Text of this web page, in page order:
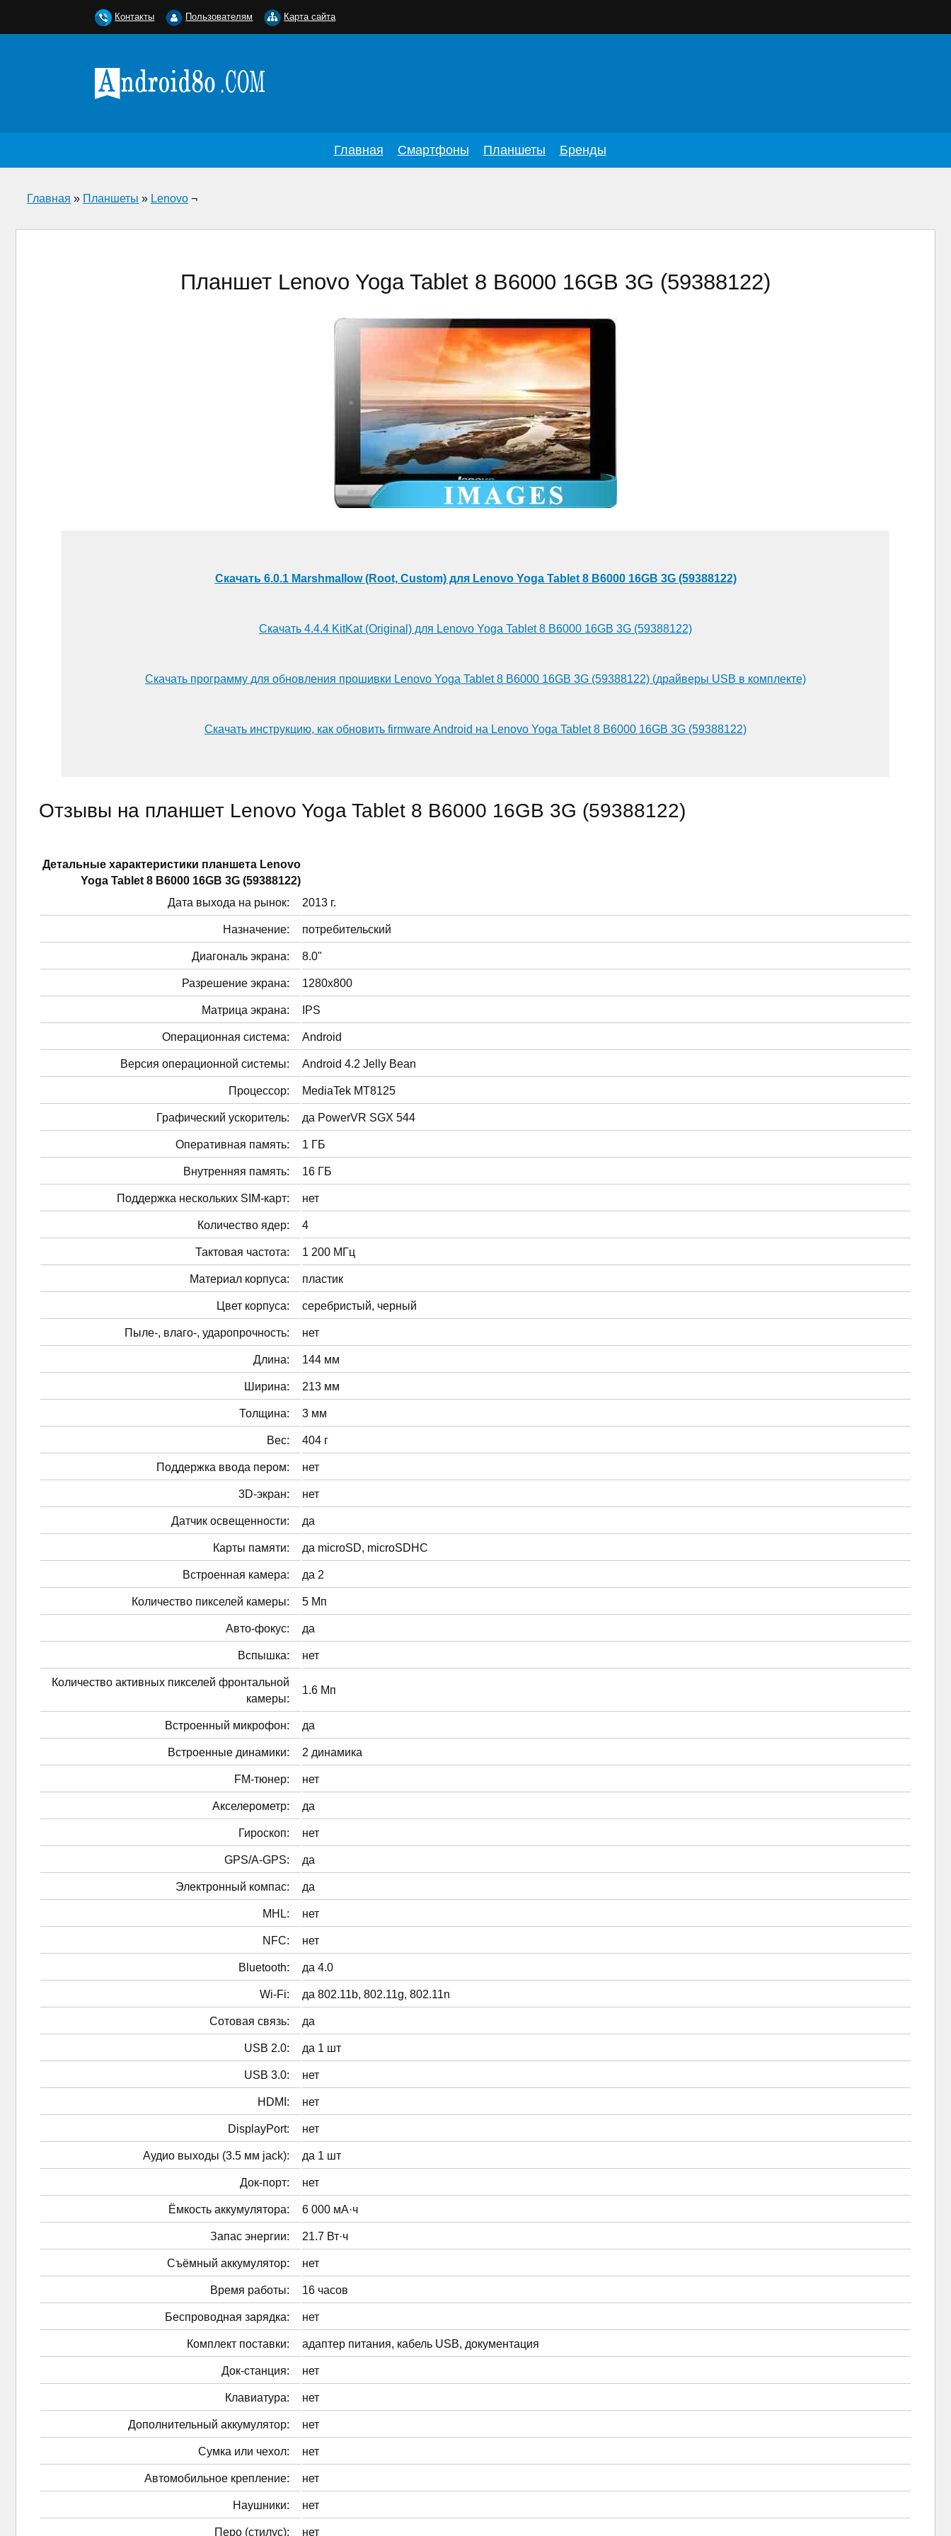
Главная Смартфоны Планшеты Бренды
Главная » Планшеты » Lenovo ¬
Планшет Lenovo Yoga Tablet 8 B6000 16GB 3G (59388122)
Скачать 6.0.1 Marshmallow (Root, Custom) для Lenovo Yoga Tablet 8 B6000 16GB 3G (59388122)
Скачать 4.4.4 KitKat (Original) для Lenovo Yoga Tablet 8 B6000 16GB 3G (59388122)
Скачать программу для обновления прошивки Lenovo Yoga Tablet 8 B6000 16GB 3G (59388122) (драйверы USB в комплекте)
Скачать инструкцию, как обновить firmware Android на Lenovo Yoga Tablet 8 B6000 16GB 3G (59388122)
Отзывы на планшет Lenovo Yoga Tablet 8 B6000 16GB 3G (59388122)
Детальные характеристики планшетa Lenovo
Yoga Tablet 8 B6000 16GB 3G (59388122)
Дата выхода на рынок:
2013 г.
Назначение: потребительский
Диагональ экрана: 8.0"
Разрешение экрана: 1280x800
Матрица экрана: IPS
Операционная система: Android
Версия операционной системы: Android 4.2 Jelly Bean
Процессор: MediaTek MT8125
Графический ускоритель: да PowerVR SGX 544
Оперативная память: 1 ГБ
Внутренняя память: 16 ГБ
Поддержка нескольких SIM-карт: нет
Количество ядер: 4
Тактовая частота: 1 200 МГц
Материал корпуса: пластик
Цвет корпуса: серебристый, черный
Пыле-, влаго-, ударопрочность: нет
Длина: 144 мм
Ширина: 213 мм
Толщина: 3 мм
Вес: 404 г
Поддержка ввода пером: нет
3D-экран: нет
Датчик освещенности: да
Карты памяти: да microSD, microSDHC
Встроенная камера: да 2
Количество пикселей камеры: 5 Мп
Авто-фокус: да
Вспышка: нет
Количество активных пикселей фронтальной
камеры:
1.6 Мп
Встроенный микрофон: да
Встроенные динамики: 2 динамика
FM-тюнер: нет
Акселерометр: да
Гироскоп: нет
GPS/A-GPS: да
Электронный компас: да
MHL: нет
NFC: нет
Bluetooth: да 4.0
Wi-Fi: да 802.11b, 802.11g, 802.11n
Сотовая связь: да
USB 2.0: да 1 шт
USB 3.0: нет
HDMI: нет
DisplayPort: нет
Аудио выходы (3.5 мм jack): да 1 шт
Док-порт: нет
Ёмкость аккумулятора: 6 000 мА·ч
Запас энергии: 21.7 Вт·ч
Cъёмный аккумулятор: нет
Время работы: 16 часов
Беспроводная зарядка: нет
Комплект поставки: адаптер питания, кабель USB, документация
Док-станция: нет
Клавиатура: нет
Дополнительный аккумулятор: нет
Сумка или чехол: нет
Автомобильное крепление: нет
Наушники: нет
Перо (стилус): нет
Контакты Пользователям Карта сайта